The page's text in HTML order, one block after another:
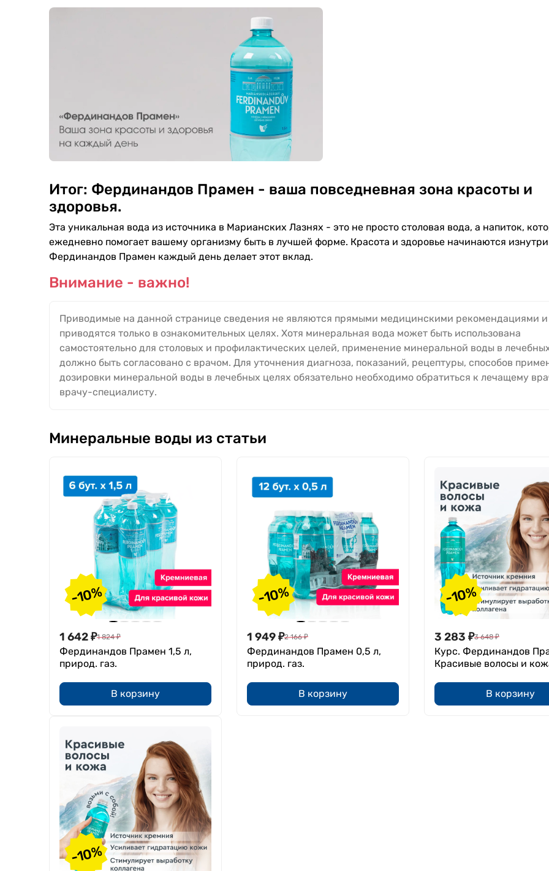
Итог: Фердинандов Прамен - ваша повседневная зона красоты и
здоровья.
Эта уникальная вода из источника в Марианских Лазнях - это не просто столовая вода, а напиток,
ежедневно помогает вашему организму быть в лучшей форме. Красота и здоровье начинаются
Фердинандов Прамен каждый день делает этот вклад.
Внимание - важно!
Приводимые на данной странице сведения не являются прямыми медицинскими рекомендациями и
приводятся только в ознакомительных целях. Хотя минеральная вода может быть использована
самостоятельно для столовых и профилактических целей, применение минеральной воды в
должно быть согласовано с врачом. Для уточнения диагноза, показаний, рецептуры, способов
дозировки минеральной воды в лечебных целях обязательно необходимо обратиться к лечащему
врачу-специалисту.
Минеральные воды из статьи
-10%
1 642₽1 824 ₽
Фердинандов Прамен 1,5 л,
природ. газ.
В корзину
-10%
1 949₽2 166 ₽
Фердинандов Прамен 0,5 л,
природ. газ.
В корзину
-10%
3 283 ₽3 648 ₽
Курс. Фердинандов
Красивые волосы и
В корзину
-10%